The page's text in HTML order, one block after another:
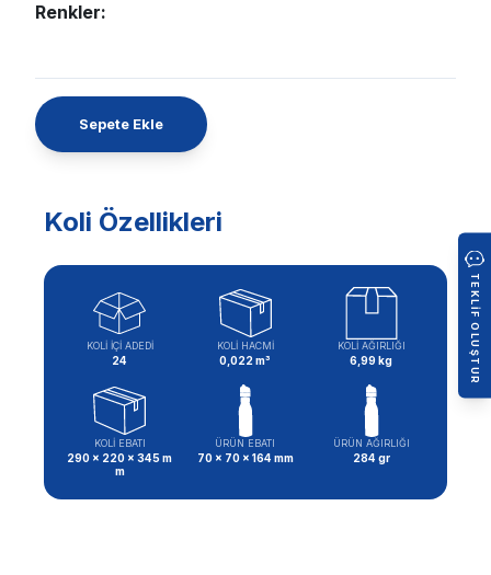
Renkler:
Sepete Ekle
Koli Özellikleri
KOLİ İÇİ ADEDİ
24
KOLİ HACMİ
0,022 m³
KOLİ AĞIRLIĞI
6,99 kg
KOLİ EBATI
290 x 220 x 345 m
m
ÜRÜN EBATI
70 x 70 x 164 mm
ÜRÜN AĞIRLIĞI
284 gr
TEKLIF OLUŞTUR